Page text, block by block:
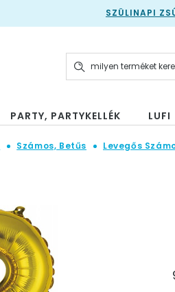
SZÜLINAPI
PARTY, PARTYKELLÉK LUFI
Számos, Betűs Levegős